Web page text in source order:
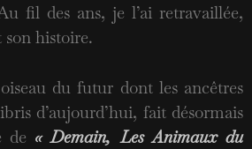
fil des ans, je l’ai retravaillée,
son histoire.
du futur dont les ancêtres
d’aujourd’hui, fait désormais
de « Demain, Les Animaux du